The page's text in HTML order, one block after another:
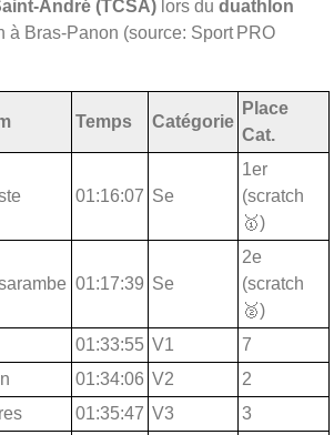
André (TCSA) lors du duathlon
à Bras‑Panon (source: Sport PRO
Temps Catégorie
Place
Cat.
01:16:07 Se
1er
(scratch
🥇)
01:17:39 Se
2e
(scratch
🥈)
01:33:55 V1
7
01:34:06 V2
2
01:35:47 V3 3